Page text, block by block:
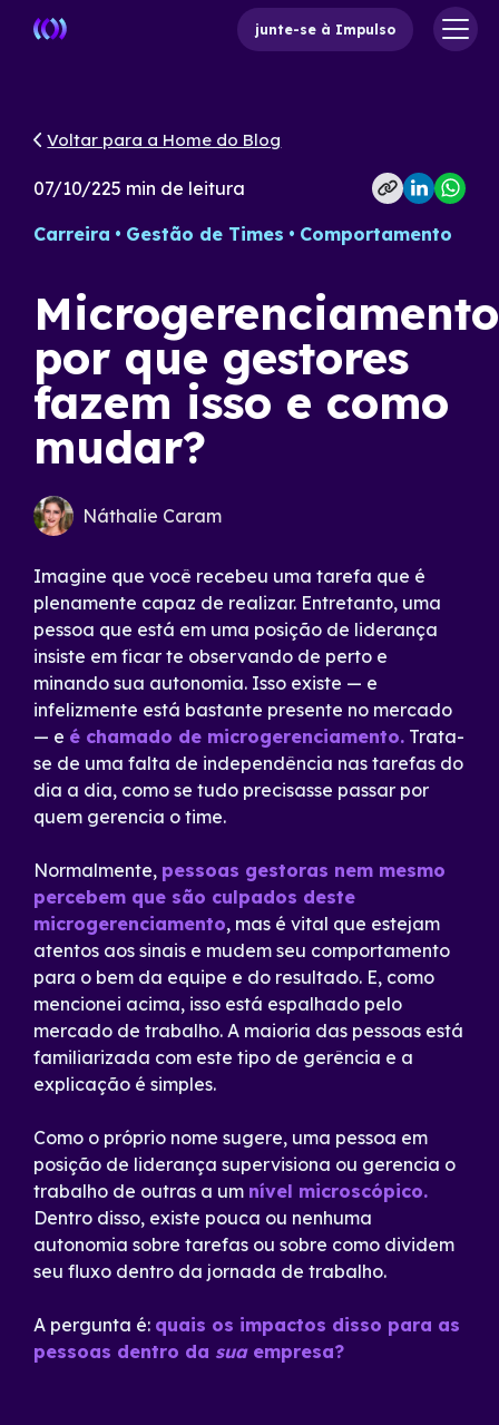
junte-se à Impulso
Voltar para a Home do Blog
07/10/225 min de leitura
Carreira Gestão de Times Comportamento
por que gestores
fazem isso e como
mudar?
Náthalie Caram
Imagine que você recebeu uma tarefa que é
plenamente capaz de realizar. Entretanto, uma
pessoa que está em uma posição de liderança
insiste em ficar te observando de perto e
minando sua autonomia. Isso existe — e
infelizmente está bastante presente no mercado
— e é chamado de microgerenciamento. Trata-
se de uma falta de independência nas tarefas do
dia a dia, como se tudo precisasse passar por
quem gerencia o time.
Normalmente, pessoas gestoras nem mesmo
percebem que são culpados deste
microgerenciamento, mas é vital que estejam
atentos aos sinais e mudem seu comportamento
para o bem da equipe e do resultado. E, como
mencionei acima, isso está espalhado pelo
mercado de trabalho. A maioria das pessoas está
familiarizada com este tipo de gerência e a
explicação é simples.
Como o próprio nome sugere, uma pessoa em
posição de liderança supervisiona ou gerencia o
trabalho de outras a um nível microscópico.
Dentro disso, existe pouca ou nenhuma
autonomia sobre tarefas ou sobre como dividem
seu fluxo dentro da jornada de trabalho.
A pergunta é: quais os impactos disso para as
pessoas dentro da suaempresa?